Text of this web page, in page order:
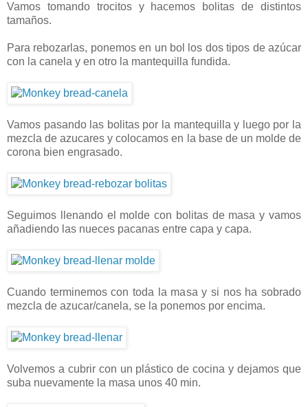
Vamos tomando trocitos y hacemos bolitas de distintos
tamaños.
Para rebozarlas, ponemos en un bol los dos tipos de azúcar
con la canela y en otro la mantequilla fundida.
Vamos pasando las bolitas por la mantequilla y luego por la
mezcla de azucares y colocamos en la base de un molde de
corona bien engrasado.
Seguimos llenando el molde con bolitas de masa y vamos
añadiendo las nueces pacanas entre capa y capa.
Cuando terminemos con toda la masa y si nos ha sobrado
mezcla de azucar/canela, se la ponemos por encima.
Volvemos a cubrir con un plástico de cocina y dejamos que
suba nuevamente la masa unos 40 min.